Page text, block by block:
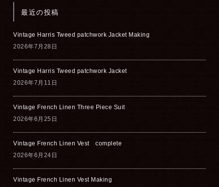
最近の投稿
Vintage Harris Tweed patchwork Jacket Making
2026年7月28日
Vintage Harris Tweed patchwork Jacket
2026年7月11日
Vintage French Linen Three Piece Suit
2026年6月25日
Vintage French Linen Vest complete
2026年6月24日
Vintage French Linen Vest Making